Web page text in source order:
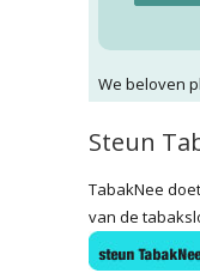
We beloven
Steun
TabakNee
van de